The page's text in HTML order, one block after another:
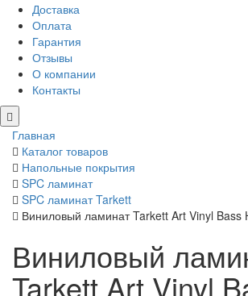
Доставка
Оплата
Гарантия
Отзывы
О компании
Контакты
Главная
Каталог товаров
Напольные покрытия
SPC ламинат
SPC ламинат Tarkett
Виниловый ламинат Tarkett Art Vinyl Bass
Виниловый
Tarkett Art Vinyl